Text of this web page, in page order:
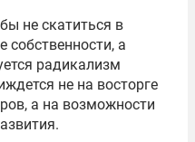
не скатиться в
собственности, а
радикализм
не на восторге
а на возможности